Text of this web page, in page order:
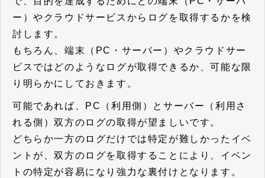
ー）やクラウドサービスからログを取得するかを検
討します。
もちろん、端末（PC・サーバー）やクラウドサー
ビスではどのようなログが取得できるか、可能な限
り明らかにしておきます。
可能であれば、PC（利用側）とサーバー（利用さ
れる側）双方のログの取得が望ましいです。
どちらか一方のログだけでは特定が難しかったイベ
ントが、双方のログを取得することにより、イベン
トの特定が容易になり強力な裏付けとなります。